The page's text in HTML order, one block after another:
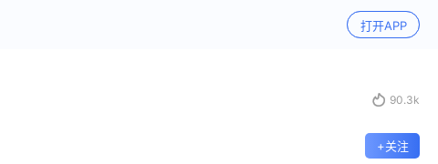
打开APP
 90.3k
+关注